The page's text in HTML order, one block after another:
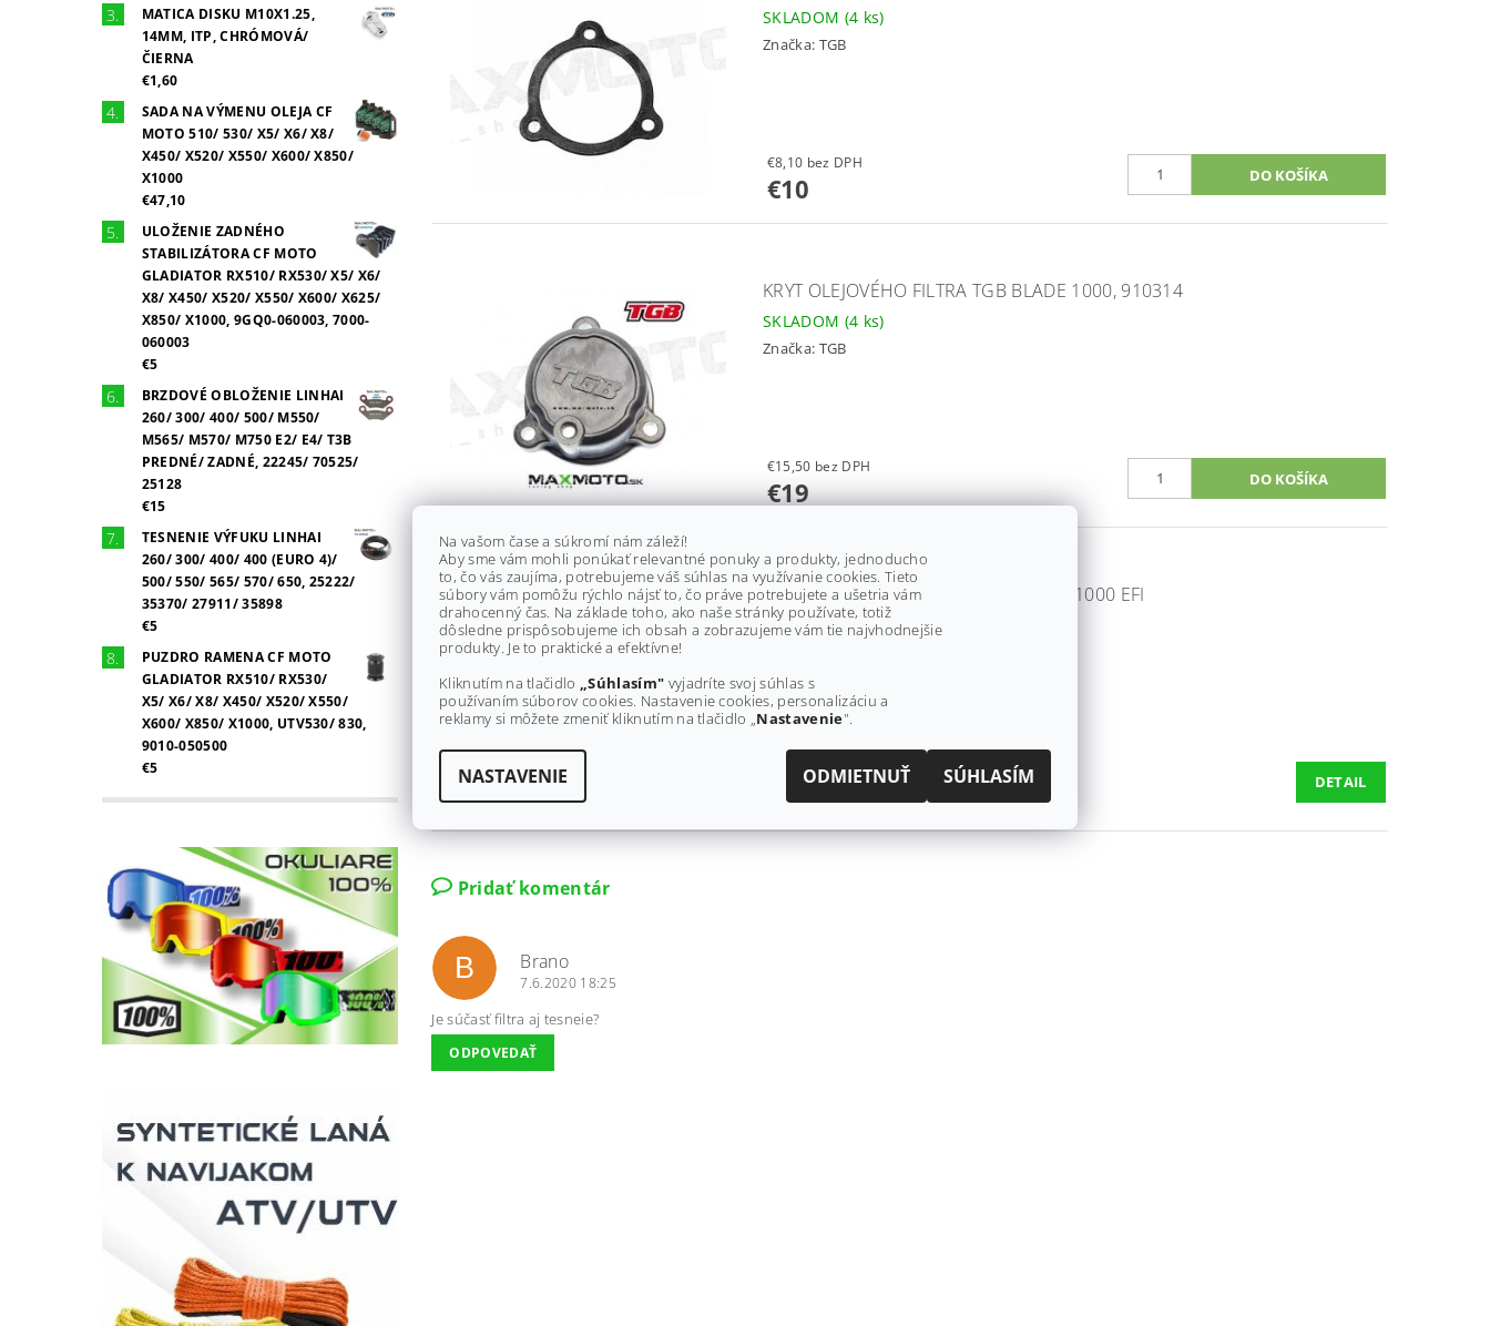
MATICA DISKU M10X1.25,
14MM, ITP, CHRÓMOVÁ/
ČIERNA
€1,60
SADA NA VÝMENU OLEJA CF
MOTO 510/ 530/ X5/ X6/ X8/
X450/ X520/ X550/ X600/ X850/
X1000
€47,10
ULOŽENIE ZADNÉHO
STABILIZÁTORA CF MOTO
GLADIATOR RX510/ RX530/ X5/ X6/
X8/ X450/ X520/ X550/ X600/ X625/
X850/ X1000, 9GQ0-060003, 7000-
060003
€5
BRZDOVÉ OBLOŽENIE LINHAI
260/ 300/ 400/ 500/ M550/
M565/ M570/ M750 E2/ E4/ T3B
PREDNÉ/ ZADNÉ, 22245/ 70525/
25128
€15
TESNENIE VÝFUKU LINHAI
260/ 300/ 400/ 400 (EURO 4)/
500/ 550/ 565/ 570/ 650, 25222/
35370/ 27911/ 35898
€5
PUZDRO RAMENA CF MOTO
GLADIATOR RX510/ RX530/
X5/ X6/ X8/ X450/ X520/ X550/
X600/ X850/ X1000, UTV530/ 830,
9010-050500
€5
SKLADOM (4 ks)
Značka: TGB
€8,10 bez DPH
€10
KRYT OLEJOVÉHO FILTRA TGB BLADE 1000, 910314
SKLADOM (4 ks)
Značka: TGB
€15,50 bez DPH
€19
SADA NA VÝMENU OLEJA TGB BLADE 1000 EFI
SKLADOM(3 ks)
od €52 bez DPH
€64 DETAIL
Pridať komentár
B Brano
7.6.2020 18:25
Je súčasť filtra aj tesneie?
ODPOVEDAŤ
Na vašom čase a súkromí nám záleží!
Aby sme vám mohli ponúkať relevantné ponuky a produkty, jednoducho
to, čo vás zaujíma, potrebujeme váš súhlas na využívanie cookies. Tieto
súbory vám pomôžu rýchlo nájsť to, čo práve potrebujete a ušetria vám
drahocenný čas. Na základe toho, ako naše stránky používate, totiž
dôsledne prispôsobujeme ich obsah a zobrazujeme vám tie najvhodnejšie
produkty. Je to praktické a efektívne!
Kliknutím na tlačidlo „Súhlasím" vyjadríte svoj súhlas s
používaním súborov cookies. Nastavenie cookies, personalizáciu a
reklamy si môžete zmeniť kliknutím na tlačidlo „Nastavenie".
NASTAVENIE ODMIETNUŤ SÚHLASÍM